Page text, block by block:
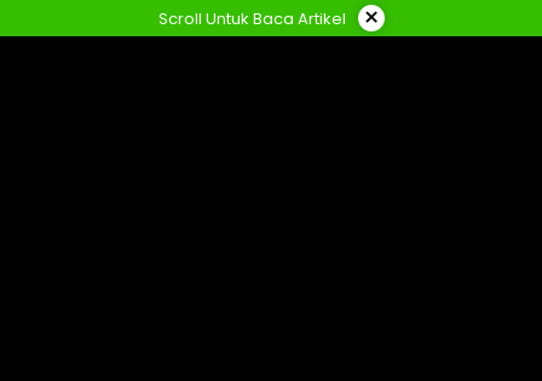
ke
Scroll Untuk Baca Artikel ×